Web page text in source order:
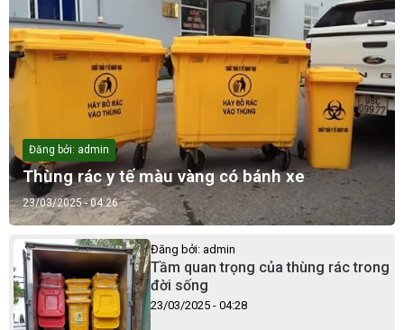
Đăng bởi: admin
Thùng rác y tế màu vàng có bánh xe
23/03/2025 - 04:26
Đăng bởi: admin
Tầm quan trọng của thùng rác trong
đời sống
23/03/2025 - 04:28